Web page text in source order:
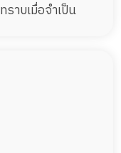
ทราบเมื่อจำเป็น